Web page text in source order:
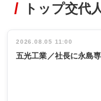
非鉄業界で
インタビュ
ー／社内ア
タックトレー
祝う 業界関
係者ら220人
出席
トップ交代
2026.08.05 11:00
五光工業／社長に永島